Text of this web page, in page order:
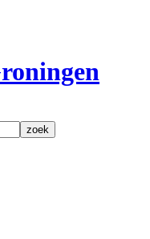
zoek